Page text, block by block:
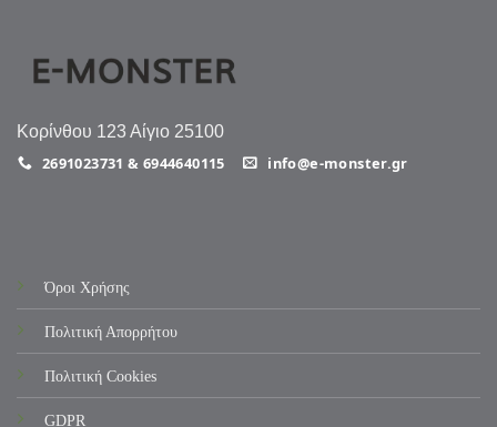
Κορίνθου 123 Αίγιο 25100
2691023731 & 6944640115 info@e-monster.gr
Όροι Χρήσης
Πολιτική Απορρήτου
Πολιτική Cookies
GDPR